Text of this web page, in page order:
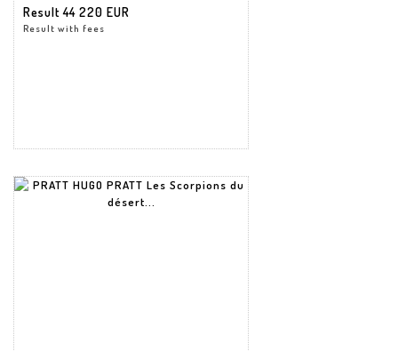
Result44 220 EUR
Result with fees